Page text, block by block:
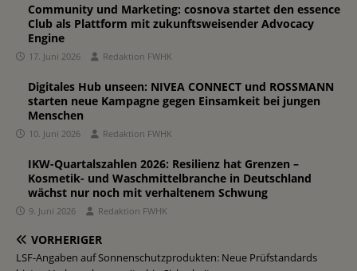
Community und Marketing: cosnova startet den essence
Club als Plattform mit zukunftsweisender Advocacy
Engine
17. Juni 2026 Redaktion FWHK
Digitales Hub unseen: NIVEA CONNECT und ROSSMANN
starten neue Kampagne gegen Einsamkeit bei jungen
Menschen
10. Juni 2026 Redaktion FWHK
IKW-Quartalszahlen 2026: Resilienz hat Grenzen –
Kosmetik- und Waschmittelbranche in Deutschland
wächst nur noch mit verhaltenem Schwung
9. Juni 2026 Redaktion FWHK
VORHERIGER
LSF-Angaben auf Sonnenschutzprodukten: Neue Prüfstandards